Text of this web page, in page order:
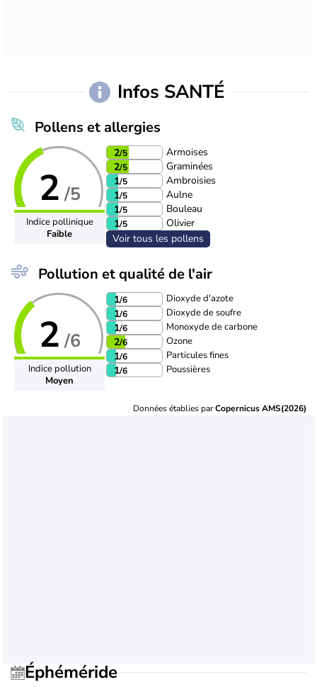
Infos SANTÉ
Pollens et allergies
2 /5
Indice pollinique
Faible
2/5
Armoises
2/5
Graminées
1/5
Ambroisies
1/5
Aulne
1/5
Bouleau
1/5
Olivier
Voir tous les pollens
Pollution et qualité de l'air
2 /6
Indice pollution
Moyen
1/6 Dioxyde d'azote
1/6 Dioxyde de soufre
1/6 Monoxyde de carbone
2/6 Ozone
1/6 Particules fines
1/6 Poussières
Données établies parCopernicus AMS(2026)
Éphéméride